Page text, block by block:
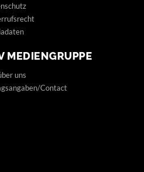
MEDIENGRUPPE
uns
Contact